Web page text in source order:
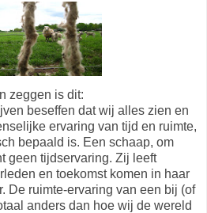
zeggen is dit:
beseffen dat wij alles zien en
ervaring van tijd en ruimte,
bepaald is. Een schaap, om
geen tijdservaring. Zij leeft
en toekomst komen in haar
De ruimte-ervaring van een bij (of
anders dan hoe wij de wereld